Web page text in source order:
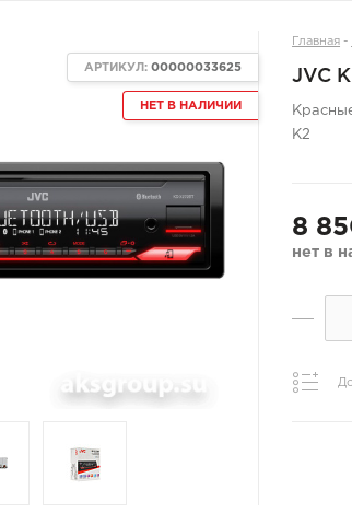
НЕТ В НАЛИЧИИ
АРТИКУЛ:00000033625
Главная -
JVC
K2
8
нет в